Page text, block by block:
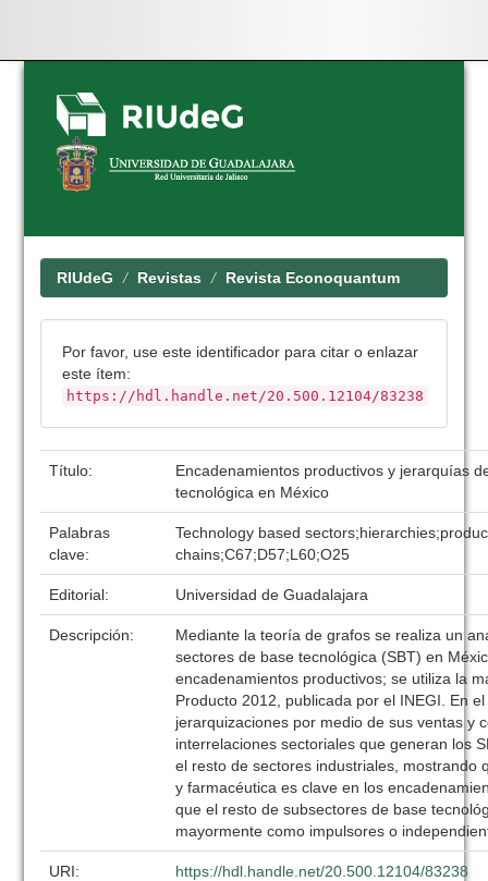
Skip
navigation
RIUdeG Revistas Revista Econoquantum
Por favor, use este identificador para citar o enlazar
este ítem:
https://hdl.handle.net/20.500.12104/83238
Título:
Encadenamientos productivos y jerarquías
tecnológica en México
Palabras
clave:
Technology based
chains;C67;D57;L60;O25
Editorial: Universidad de Guadalajara
Descripción:
Mediante la teoría de grafos se realiza un
sectores de base tecnológica (SBT) en
encadenamientos productivos; se utiliza la
Producto 2012, publicada por el INEGI. En
jerarquizaciones por medio de sus ventas y
interrelaciones sectoriales que generan los
el resto de sectores industriales, mostrando
y farmacéutica es clave en los
que el resto de subsectores de base
mayormente como impulsores o
URI: https://hdl.handle.net/20.500.12104/83238